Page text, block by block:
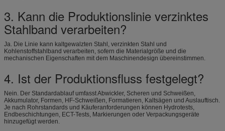
3. Kann die Produktionslinie verzinktes
Stahlband verarbeiten?
Ja. Die Linie kann kaltgewalzten Stahl, verzinkten Stahl und
Kohlenstoffstahlband verarbeiten, sofern die Materialgröße und die
mechanischen Eigenschaften mit dem Maschinendesign übereinstimmen.
4. Ist der Produktionsfluss festgelegt?
Nein. Der Standardablauf umfasst Abwickler, Scheren und Schweißen,
Akkumulator, Formen, HF-Schweißen, Formatieren, Kaltsägen und Auslauftisch.
Je nach Rohrstandards und Käuferanforderungen können Hydrotests,
Endbeschichtungen, ECT-Tests, Markierungen oder Verpackungsgeräte
hinzugefügt werden.